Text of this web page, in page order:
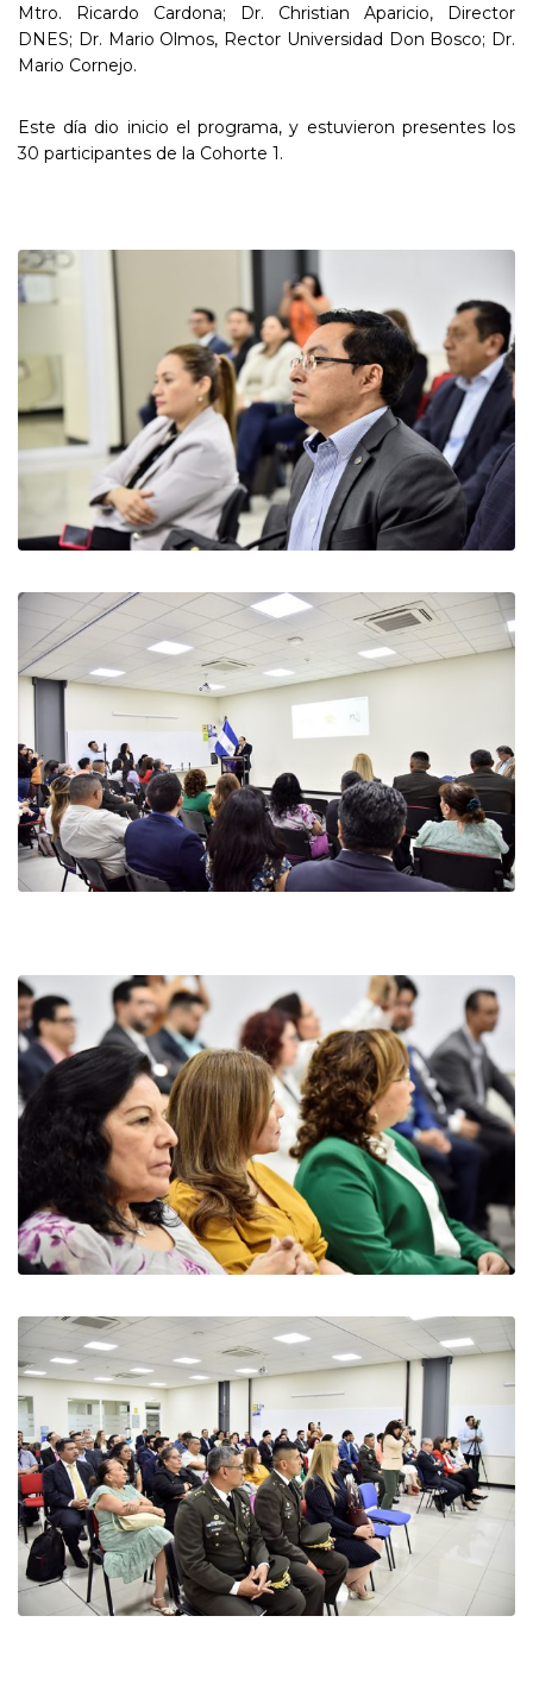
Mtro. Ricardo Cardona; Dr. Christian Aparicio, Director
DNES; Dr. Mario Olmos, Rector Universidad Don Bosco; Dr.
Mario Cornejo.
Este día dio inicio el programa, y estuvieron presentes los
30 participantes de la Cohorte 1.